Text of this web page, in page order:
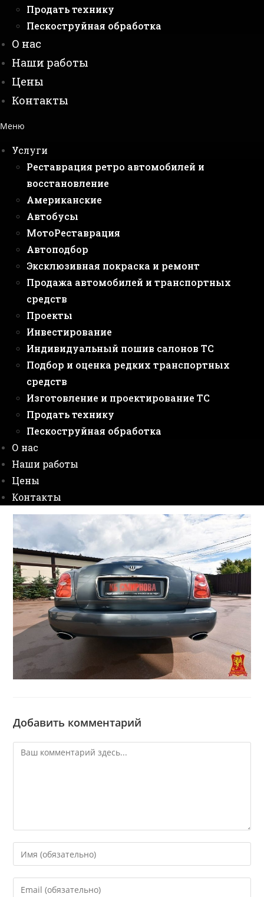
Продать технику
Пескоструйная обработка
О нас
Наши работы
Цены
Контакты
Меню
Услуги
Реставрация ретро автомобилей и
восстановление
Американские
Автобусы
МотоРеставрация
Автоподбор
Эксклюзивная покраска и ремонт
Продажа автомобилей и транспортных
средств
Проекты
Инвестирование
Индивидуальный пошив салонов ТС
Подбор и оценка редких транспортных
средств
Изготовление и проектирование ТС
Продать технику
Пескоструйная обработка
О нас
Наши работы
Цены
Контакты
Добавить комментарий
Комментарий
Введите
свое
имя
или
Введите